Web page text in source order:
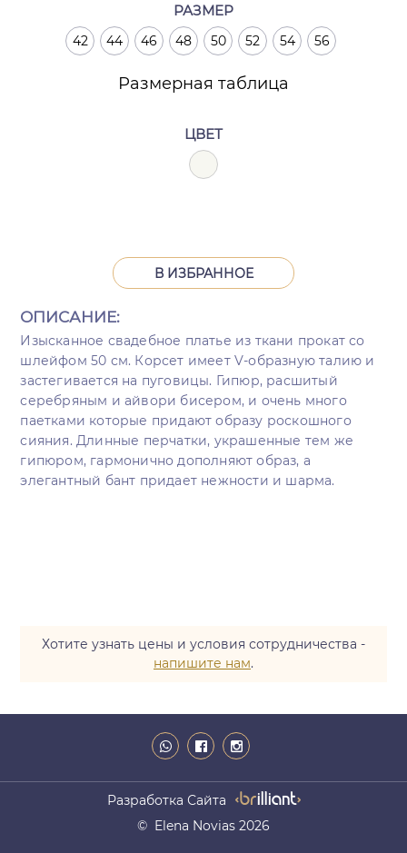
РАЗМЕР
42 44 46 48 50 52 54 56
Размерная таблица
ЦВЕТ
В ИЗБРАННОЕ
ОПИСАНИЕ:
Изысканное свадебное платье из ткани прокат со
шлейфом 50 см. Корсет имеет V-образную талию и
застегивается на пуговицы. Гипюр, расшитый
серебряным и айвори бисером, и очень много
паетками которые придают образу роскошного
сияния. Длинные перчатки, украшенные тем же
гипюром, гармонично дополняют образ, а
элегантный бант придает нежности и шарма.
Хотите узнать цены и условия сотрудничества -
напишите нам.
Разработка Сайта
© Elena Novias 2026